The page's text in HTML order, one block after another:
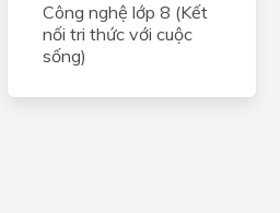
Công nghệ lớp 8 (Kết
nối tri thức với cuộc
sống)